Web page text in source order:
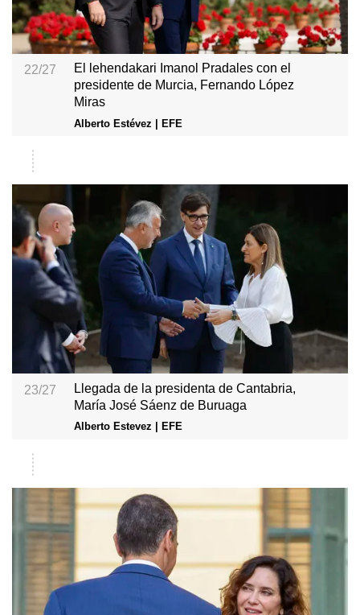
22/27
El lehendakari Imanol Pradales con el
presidente de Murcia, Fernando López
Miras
Alberto Estévez | EFE
23/27
Llegada de la presidenta de Cantabria,
María José Sáenz de Buruaga
Alberto Estevez | EFE